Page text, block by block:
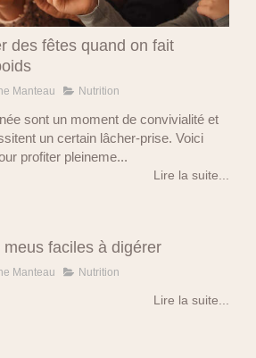
des fêtes quand on fait
Manteau Nutrition
sont un moment de convivialité et
un certain lâcher-prise. Voici
profiter pleineme...
Lire la suite...
faciles à digérer
Manteau Nutrition
Lire la suite...